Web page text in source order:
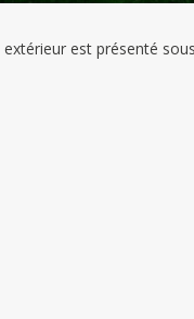
est présenté